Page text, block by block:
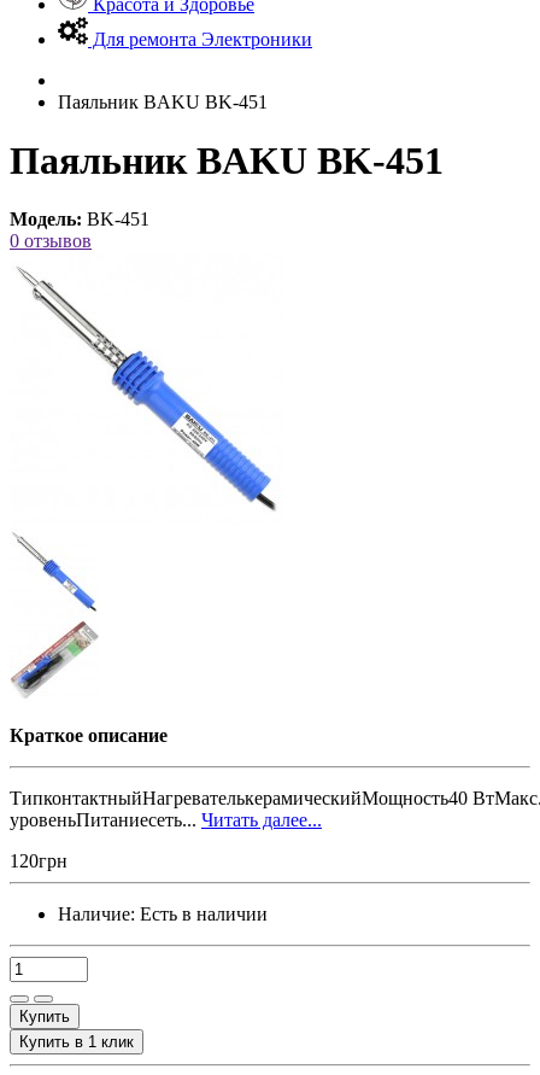
Для ремонта Электроники
Паяльник BAKU BK-451
Паяльник BAKU BK-451
Модель: BK-451
0 отзывов
Краткое описание
ТипконтактныйНагревателькерамическийМощность40
уровеньПитаниесеть... Читать далее...
120грн
Наличие: Есть в наличии
Купить
Купить в 1 клик